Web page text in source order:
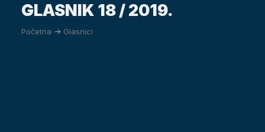
GLASNIK 18 / 2019.
Početna -> Glasnici